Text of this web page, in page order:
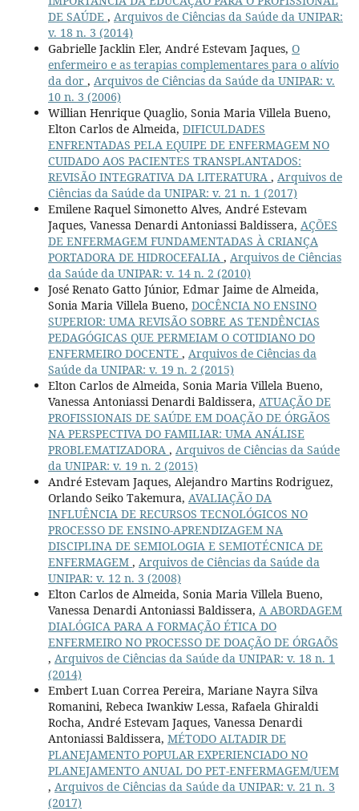
DE SAÚDE , Arquivos de Ciências da Saúde da UNIPAR:
v. 18 n. 3 (2014)
Gabrielle Jacklin Eler, André Estevam Jaques, O
enfermeiro e as terapias complementares para o alívio
da dor , Arquivos de Ciências da Saúde da UNIPAR: v.
10 n. 3 (2006)
Willian Henrique Quaglio, Sonia Maria Villela Bueno,
Elton Carlos de Almeida, DIFICULDADES
ENFRENTADAS PELA EQUIPE DE ENFERMAGEM NO
CUIDADO AOS PACIENTES TRANSPLANTADOS:
REVISÃO INTEGRATIVA DA LITERATURA , Arquivos de
Ciências da Saúde da UNIPAR: v. 21 n. 1 (2017)
Emilene Raquel Simonetto Alves, André Estevam
Jaques, Vanessa Denardi Antoniassi Baldissera, AÇÕES
DE ENFERMAGEM FUNDAMENTADAS À CRIANÇA
PORTADORA DE HIDROCEFALIA , Arquivos de Ciências
da Saúde da UNIPAR: v. 14 n. 2 (2010)
José Renato Gatto Júnior, Edmar Jaime de Almeida,
Sonia Maria Villela Bueno, DOCÊNCIA NO ENSINO
SUPERIOR: UMA REVISÃO SOBRE AS TENDÊNCIAS
PEDAGÓGICAS QUE PERMEIAM O COTIDIANO DO
ENFERMEIRO DOCENTE , Arquivos de Ciências da
Saúde da UNIPAR: v. 19 n. 2 (2015)
Elton Carlos de Almeida, Sonia Maria Villela Bueno,
Vanessa Antoniassi Denardi Baldissera, ATUAÇÃO DE
PROFISSIONAIS DE SAÚDE EM DOAÇÃO DE ÓRGÃOS
NA PERSPECTIVA DO FAMILIAR: UMA ANÁLISE
PROBLEMATIZADORA , Arquivos de Ciências da Saúde
da UNIPAR: v. 19 n. 2 (2015)
André Estevam Jaques, Alejandro Martins Rodriguez,
Orlando Seiko Takemura, AVALIAÇÃO DA
INFLUÊNCIA DE RECURSOS TECNOLÓGICOS NO
PROCESSO DE ENSINO-APRENDIZAGEM NA
DISCIPLINA DE SEMIOLOGIA E SEMIOTÉCNICA DE
ENFERMAGEM , Arquivos de Ciências da Saúde da
UNIPAR: v. 12 n. 3 (2008)
Elton Carlos de Almeida, Sonia Maria Villela Bueno,
Vanessa Denardi Antoniassi Baldissera, A ABORDAGEM
DIALÓGICA PARA A FORMAÇÃO ÉTICA DO
ENFERMEIRO NO PROCESSO DE DOAÇÃO DE ÓRGAÕS
, Arquivos de Ciências da Saúde da UNIPAR: v. 18 n. 1
(2014)
Embert Luan Correa Pereira, Mariane Nayra Silva
Romanini, Rebeca Iwankiw Lessa, Rafaela Ghiraldi
Rocha, André Estevam Jaques, Vanessa Denardi
Antoniassi Baldissera, MÉTODO ALTADIR DE
PLANEJAMENTO POPULAR EXPERIENCIADO NO
PLANEJAMENTO ANUAL DO PET-ENFERMAGEM/UEM
, Arquivos de Ciências da Saúde da UNIPAR: v. 21 n. 3
(2017)